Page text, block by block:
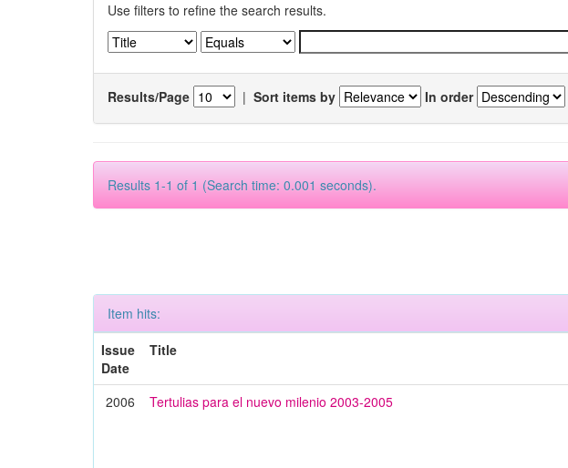
Use filters to refine the search results.
Results/Page | Sort items by In order
Results 1-1 of 1 (Search time: 0.001 seconds).
Item hits:
Issue
Date
Title
2006 Tertulias para el nuevo milenio 2003-2005